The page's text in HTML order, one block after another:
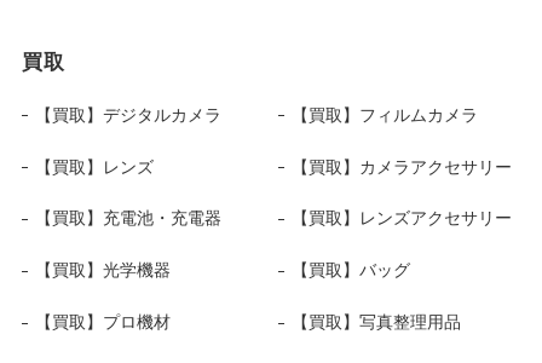
買取
【買取】デジタルカメラ 【買取】フィルムカメラ
【買取】レンズ 【買取】カメラアクセサリー
【買取】充電池・充電器 【買取】レンズアクセサリー
【買取】光学機器 【買取】バッグ
【買取】プロ機材 【買取】写真整理用品